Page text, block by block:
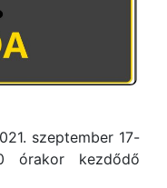
szeptember 17-
órakor kezdődő